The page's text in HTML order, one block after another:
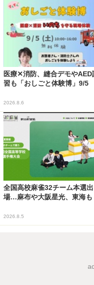
医療✕消防、縫合デモやAED
習も「おしごと体験博」9/5
2026.8.6
全国高校麻雀32チーム本選出
場…麻布や大阪星光、東海も
2026.8.5